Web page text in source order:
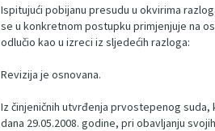
Ispitujući pobijanu presudu u okvirima
se u konkretnom postupku primjenjuje na
odlučio kao u izreci iz sljedećih razloga:
Revizija je osnovana.
Iz činjeničnih utvrđenja prvostepenog
dana 29.05.2008. godine, pri obavljanju